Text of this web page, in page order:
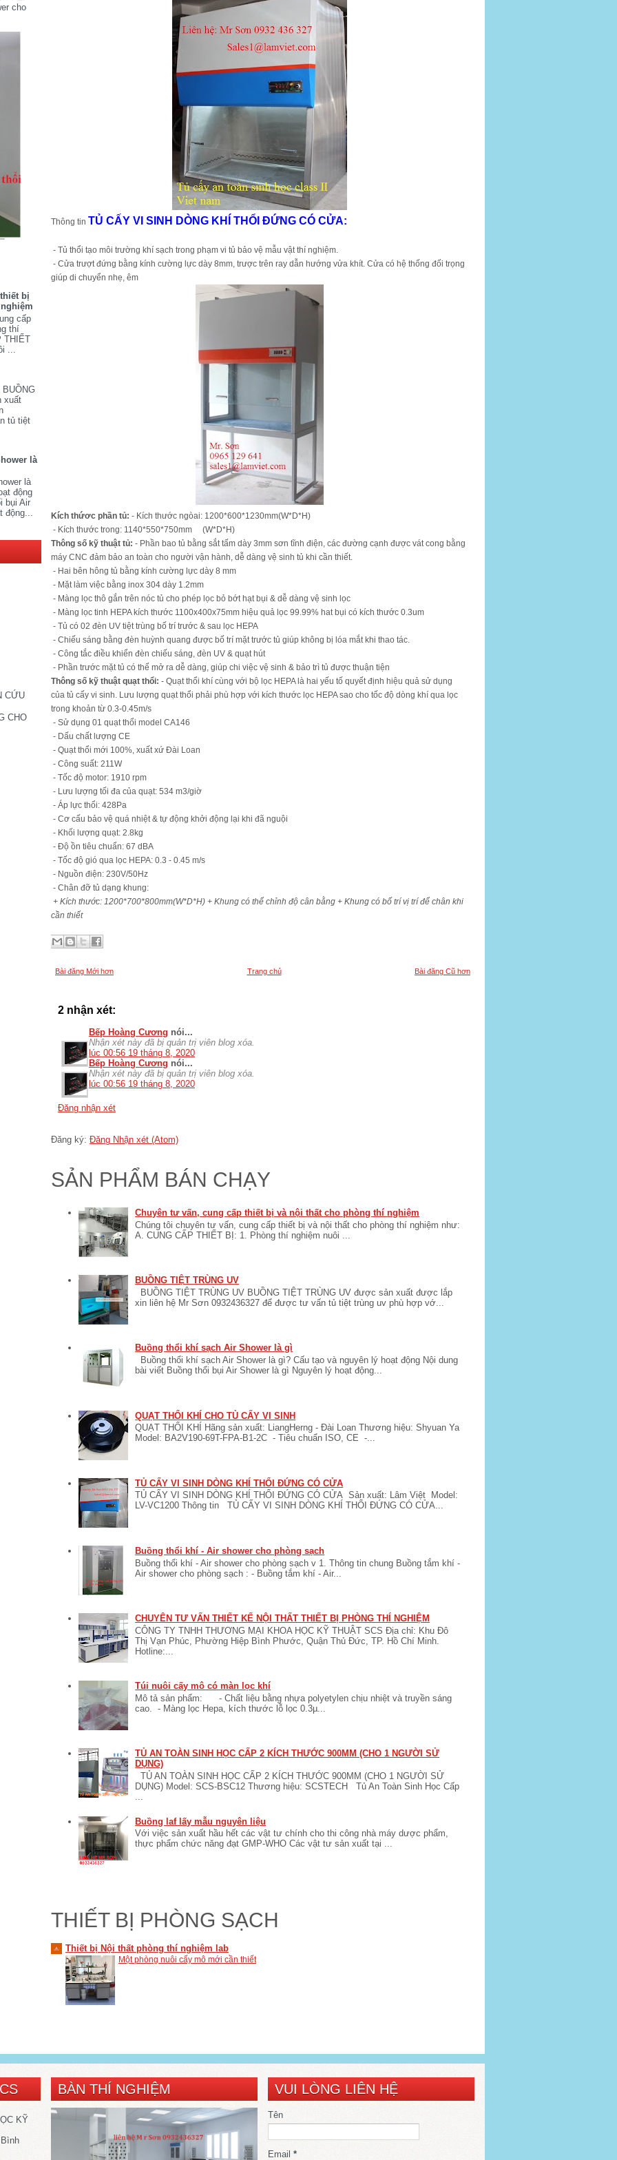
cho
bị
cấp
thí
THIẾT
...
BUỒNG
xuất
tủ tiệt
là
là
động
bụi Air
động...
CỨU
CHO
Thông tin TỦ CẤY VI SINH DÒNG KHÍ THỔI ĐỨNG CÓ CỬA:
- Tủ thổi tạo môi trường khí sạch trong phạm vi tủ bảo vệ mẫu vật thí nghiệm.
- Cửa trượt đứng bằng kính cường lực dày 8mm, trược trên ray dẫn hướng vửa khít. Cửa có hệ thống đối trọng
giúp di chuyển nhẹ, êm
Kích thứơc phần tủ: - Kích thước ngòai: 1200*600*1230mm(W*D*H)
- Kích thước trong: 1140*550*750mm (W*D*H)
Thông số kỹ thuật tủ: - Phần bao tủ bằng sắt tấm dày 3mm sơn tĩnh điện, các đường cạnh được vát cong bằng
máy CNC đảm bảo an toàn cho người vận hành, dễ dàng vệ sinh tủ khi cần thiết.
- Hai bên hông tủ bằng kính cường lực dày 8 mm
- Mặt làm việc bằng inox 304 dày 1.2mm
- Màng lọc thô gắn trên nóc tủ cho phép lọc bỏ bớt hạt bụi & dễ dàng vệ sinh lọc
- Màng lọc tinh HEPA kích thước 1100x400x75mm hiệu quả lọc 99.99% hat bụi có kích thước 0.3um
- Tủ có 02 đèn UV tiệt trùng bố trí trước & sau lọc HEPA
- Chiếu sáng bằng đèn huỳnh quang được bố trí mặt trước tủ giúp không bị lóa mắt khi thao tác.
- Công tắc điều khiển đèn chiếu sáng, đèn UV & quạt hút
- Phần trước mặt tủ có thể mở ra dễ dàng, giúp chi việc vệ sinh & bảo trì tủ được thuận tiện
Thông số kỹ thuật quạt thổi: - Quạt thổi khí cùng với bộ lọc HEPA là hai yếu tố quyết định hiệu quả sử dụng
của tủ cấy vi sinh. Lưu lượng quạt thổi phải phù hợp với kích thước lọc HEPA sao cho tốc độ dòng khí qua lọc
trong khoản từ 0.3-0.45m/s
- Sử dụng 01 quạt thổi model CA146
- Dấu chất lượng CE
- Quạt thổi mới 100%, xuất xứ Đài Loan
- Công suất: 211W
- Tốc độ motor: 1910 rpm
- Lưu lượng tối đa của quạt: 534 m3/giờ
- Áp lực thổi: 428Pa
- Cơ cấu bảo vệ quá nhiệt & tự động khởi động lại khi đã nguội
- Khối lượng quạt: 2.8kg
- Độ ồn tiêu chuẩn: 67 dBA
- Tốc độ gió qua lọc HEPA: 0.3 - 0.45 m/s
- Nguồn điện: 230V/50Hz
- Chân đỡ tủ dạng khung:
+ Kích thước: 1200*700*800mm(W*D*H) + Khung có thể chỉnh độ cân bằng + Khung có bố trí vị trí để chân khi
cần thiết
Bài đăng Mới hơn Bài đăng Cũ hơn
Trang chủ
2 nhận xét:
Bếp Hoàng Cương nói...
Nhận xét này đã bị quản trị viên blog xóa.
lúc 00:56 19 tháng 8, 2020
Bếp Hoàng Cương nói...
Nhận xét này đã bị quản trị viên blog xóa.
lúc 00:56 19 tháng 8, 2020
Đăng nhận xét
Đăng ký: Đăng Nhận xét (Atom)
SẢN PHẨM BÁN CHẠY
Chuyên tư vấn, cung cấp thiết bị và nội thất cho phòng thí nghiệm
Chúng tôi chuyên tư vấn, cung cấp thiết bị và nội thất cho phòng thí nghiệm như:
A. CUNG CẤP THIẾT BỊ: 1. Phòng thí nghiệm nuôi ...
BUỒNG TIỆT TRÙNG UV
BUỒNG TIỆT TRÙNG UV BUỒNG TIỆT TRÙNG UV được sản xuất được lắp
xin liên hệ Mr Sơn 0932436327 để được tư vấn tủ tiệt trùng uv phù hợp vớ...
Buồng thổi khí sạch Air Shower là gì
Buồng thổi khí sạch Air Shower là gì? Cấu tạo và nguyên lý hoạt động Nội dung
bài viết Buồng thổi bụi Air Shower là gì Nguyên lý hoạt động...
QUẠT THỔI KHÍ CHO TỦ CẤY VI SINH
QUẠT THỔI KHÍ Hãng sản xuất: LiangHerng - Đài Loan Thương hiệu: Shyuan Ya
Model: BA2V190-69T-FPA-B1-2C - Tiêu chuẩn ISO, CE -...
TỦ CẤY VI SINH DÒNG KHÍ THỔI ĐỨNG CÓ CỬA
TỦ CẤY VI SINH DÒNG KHÍ THỔI ĐỨNG CÓ CỬA Sản xuất: Lâm Việt Model:
LV-VC1200 Thông tin TỦ CẤY VI SINH DÒNG KHÍ THỔI ĐỨNG CÓ CỬA...
Buồng thổi khí - Air shower cho phòng sạch
Buồng thổi khí - Air shower cho phòng sạch v 1. Thông tin chung Buồng tắm khí -
Air shower cho phòng sạch : - Buồng tắm khí - Air...
CHUYÊN TƯ VẤN THIẾT KẾ NỘI THẤT THIẾT BỊ PHÒNG THÍ NGHIỆM
CÔNG TY TNHH THƯƠNG MẠI KHOA HỌC KỸ THUẬT SCS Địa chỉ: Khu Đô
Thị Vạn Phúc, Phường Hiệp Bình Phước, Quận Thủ Đức, TP. Hồ Chí Minh.
Hotline:...
Túi nuôi cấy mô có màn lọc khí
Mô tả sản phẩm: - Chất liệu bằng nhựa polyetylen chịu nhiệt và truyền sáng
cao. - Màng lọc Hepa, kích thước lỗ lọc 0.3µ...
TỦ AN TOÀN SINH HỌC CẤP 2 KÍCH THƯỚC 900MM (CHO 1 NGƯỜI SỬ
DỤNG)
TỦ AN TOÀN SINH HỌC CẤP 2 KÍCH THƯỚC 900MM (CHO 1 NGƯỜI SỬ
DỤNG) Model: SCS-BSC12 Thương hiệu: SCSTECH Tủ An Toàn Sinh Học Cấp
...
Buồng laf lấy mẫu nguyên liệu
Với việc sản xuất hầu hết các vật tư chính cho thi công nhà máy dược phẩm,
thực phẩm chức năng đạt GMP-WHO Các vật tư sản xuất tại ...
THIẾT BỊ PHÒNG SẠCH
Thiết bị Nội thất phòng thí nghiệm lab
Một phòng nuôi cấy mô mới cần thiết
KỸ
BÀN THÍ NGHIỆM VUI LÒNG LIÊN HỆ
Tên
Email *